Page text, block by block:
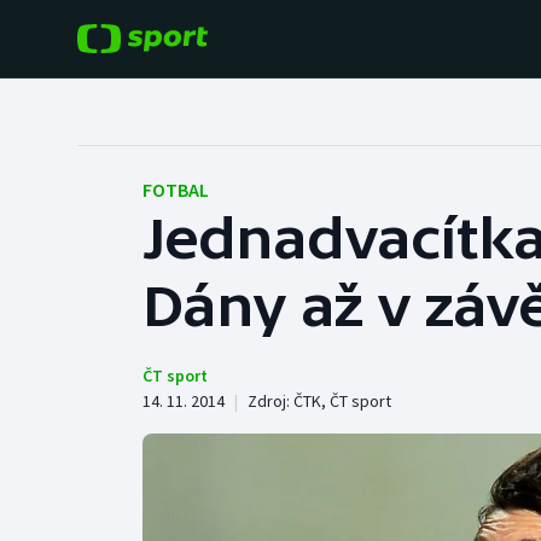
Hokej
Tenis
Cyklistika
Baseball a softbal
Basketbal
Boby a skeleton
FOTBAL
Dány až v
ČT sport
14. 11. 2014 | Zdroj: ČTK, ČT sport